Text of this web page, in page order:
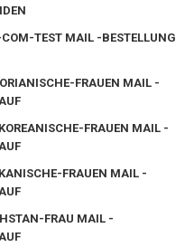
TEST MAIL -BESTELLUNG
FRAUEN MAIL -
FRAUEN MAIL -
FRAUEN MAIL -
FRAU MAIL -